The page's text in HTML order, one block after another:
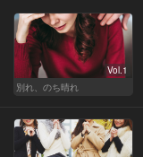
Vol.1
別れ、のち晴れ